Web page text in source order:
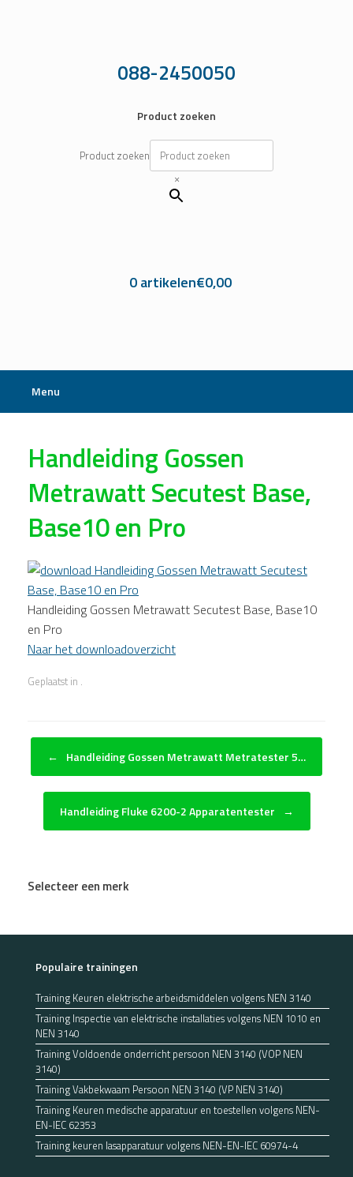
088-2450050
Product zoeken
Product zoeken
×
0 artikelen€0,00
Menu
Handleiding Gossen
Metrawatt Secutest Base,
Base10 en Pro
Handleiding Gossen Metrawatt Secutest Base, Base10
en Pro
Naar het downloadoverzicht
Geplaatst in .
Bericht navigatie
← Handleiding Gossen Metrawatt Metratester 5…
Handleiding Fluke 6200-2 Apparatentester →
Selecteer een merk
Populaire trainingen
Training Keuren elektrische arbeidsmiddelen volgens NEN 3140
Training Inspectie van elektrische installaties volgens NEN 1010 en
NEN 3140
Training Voldoende onderricht persoon NEN 3140 (VOP NEN
3140)
Training Vakbekwaam Persoon NEN 3140 (VP NEN 3140)
Training Keuren medische apparatuur en toestellen volgens NEN-
EN-IEC 62353
Training keuren lasapparatuur volgens NEN-EN-IEC 60974-4